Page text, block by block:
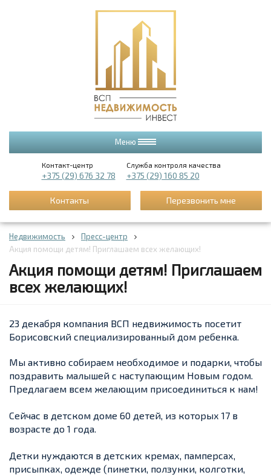
Меню
Контакт-центр
+375 (29) 676 32 78
Служба контроля качества
+375 (29) 160 85 20
Контакты Перезвонить мне
Недвижимость
Пресс-центр
Акция помощи детям! Приглашаем всех желающих!
Акция помощи детям! Приглашаем
всех желающих!
23 декабря компания ВСП недвижимость посетит
Борисовский специализированный дом ребенка.
Мы активно собираем необходимое и подарки, чтобы
поздравить малышей с наступающим Новым годом.
Предлагаем всем желающим присоединиться к нам!
Сейчас в детском доме 60 детей, из которых 17 в
возрасте до 1 года.
Детки нуждаются в детских кремах, памперсах,
присыпках, одежде (пинетки, ползунки, колготки,